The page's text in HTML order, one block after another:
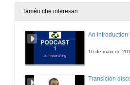
5 de dec. de 2019
Tamén che interesan
16 de maio de